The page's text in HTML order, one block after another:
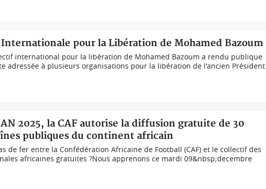
pour la Libération de Mohamed Bazoum
international pour la libération de Mohamed Bazoum a rendu publique
adressée à plusieurs organisations pour la libération de l'ancien Président
2025, la CAF autorise la diffusion gratuite de 30
publiques du continent africain
de fer entre la Confédération Africaine de Football (CAF) et le collectif des
africaines gratuites ?Nous apprenons ce mardi 09&nbsp;decembre